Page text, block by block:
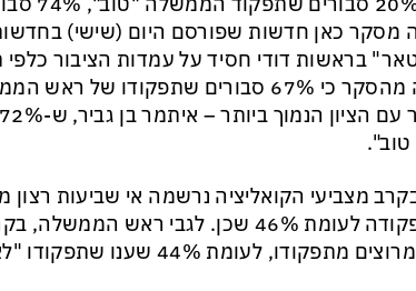
בראשות דודי חסיד על עמדות הציבור
עלה מהסקר כי 67% סבורים שתפקודו
מתפקודו, לעומת 44% שענו שתפקודו "לא טוב".